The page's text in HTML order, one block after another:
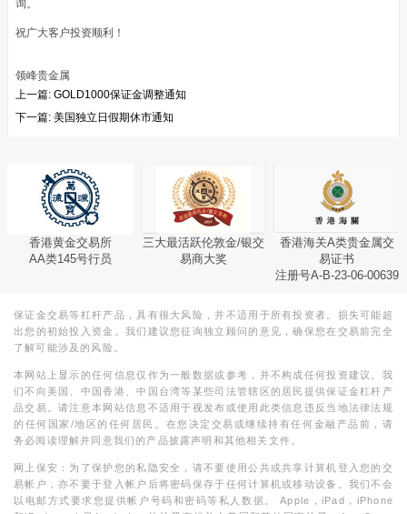
询。
祝广大客户投资顺利！
领峰贵金属
上一篇: GOLD1000保证金调整通知
下一篇: 美国独立日假期休市通知
香港黄金交易所
AA类145号行员
三大最活跃伦敦金/银交
易商大奖
香港海关A类贵金属交
易证书
注册号A-B-23-06-00639
保证金交易等杠杆产品，具有很大风险，并不适用于所有投资者。损失可能超
出您的初始投入资金。我们建议您征询独立顾问的意见，确保您在交易前完全
了解可能涉及的风险。
本网站上显示的任何信息仅作为一般数据或参考，并不构成任何投资建议。我
们不向美国、中国香港、中国台湾等某些司法管辖区的居民提供保证金杠杆产
品交易。请注意本网站信息不适用于视发布或使用此类信息违反当地法律法规
的任何国家/地区的任何居民。在您决定交易或继续持有任何金融产品前，请
务必阅读理解并同意我们的产品披露声明和其他相关文件。
网上保安：为了保护您的私隐安全，请不要使用公共或共享计算机登入您的交
易帐户，亦不要于登入帐户后将密码保存于任何计算机或移动设备。我们不会
以电邮方式要求您提供帐户号码和密码等私人数据。 Apple，iPad，iPhone